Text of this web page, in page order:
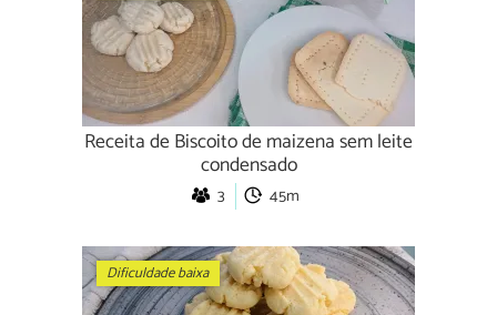
Receita de Biscoito de maizena sem leite
condensado
3 45m
Dificuldade baixa